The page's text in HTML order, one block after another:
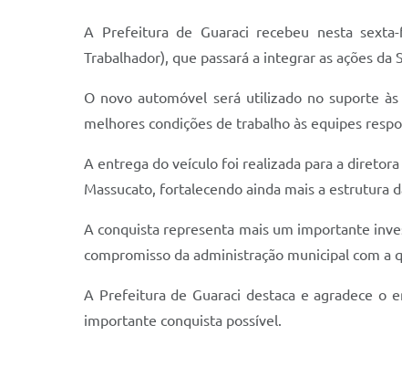
A Prefeitura de Guaraci recebeu nesta
Trabalhador), que passará a integrar as ações
O novo automóvel será utilizado no suporte
melhores condições de trabalho às equipes
A entrega do veículo foi realizada para a
Massucato, fortalecendo ainda mais a estrutura
A conquista representa mais um importante
compromisso da administração municipal com a
A Prefeitura de Guaraci destaca e agradece o
importante conquista possível.